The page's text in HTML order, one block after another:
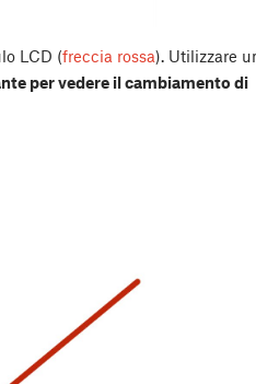
LCD (freccia rossa). Utilizzare
per vedere il cambiamento di